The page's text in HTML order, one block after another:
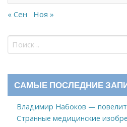
« Сен Ноя »
САМЫЕ ПОСЛЕДНИЕ
Владимир Набоков —
Странные медицинские